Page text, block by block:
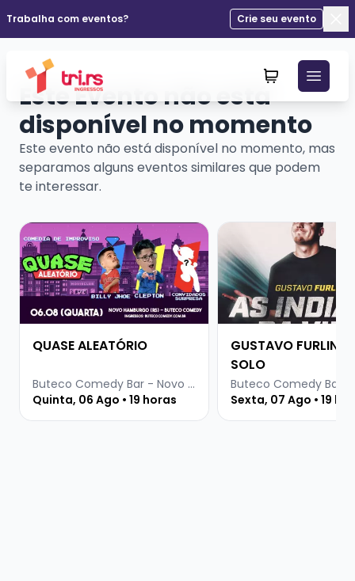
Trabalha com eventos?
Crie seu evento
Este Evento não está
disponível no momento
Este evento não está disponível no momento, mas
separamos alguns eventos similares que podem
te interessar.
Veja mais sobre QUASE ALEATÓRIO
QUASE ALEATÓRIO
Buteco Comedy Bar - Novo Hamburgo
Quinta, 06 Ago • 19 horas
Veja mais sobre
GUSTAVO FURLIN -
SOLO
Sexta, 07 Ago • 19